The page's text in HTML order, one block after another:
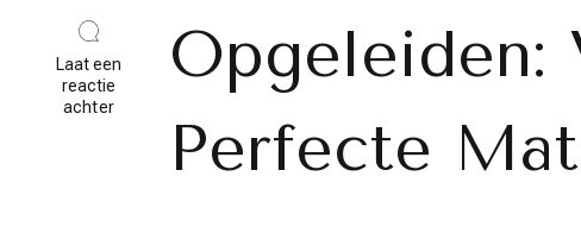
Laat een
reactie
achterop
Opgeleiden:
Perfecte